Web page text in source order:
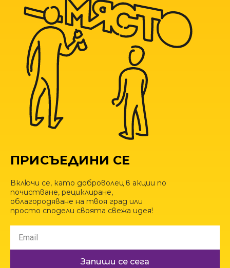
ПРИСЪЕДИНИ СЕ
Включи се, като доброволец в акции по
почистване, рециклиране,
облагородяване на твоя град или
просто сподели своята свежа идея!
Запиши се сега